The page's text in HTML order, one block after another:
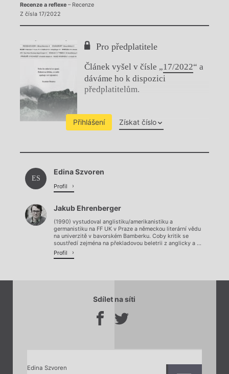
Recenze a reflexe– Recenze
Z čísla 17/2022
Pro předplatitele
Článek vyšel v čísle „17/2022“ a
dáváme ho k dispozici
předplatitelům.
Přihlášení Získat číslo
Chviličku.
Načítá se.
ES
Edina Szvoren
Profil
Jakub Ehrenberger
(1990) vystudoval anglistiku/amerikanistiku a
germanistiku na FF UK v Praze a německou literární vědu
na univerzitě v bavorském Bamberku. Coby kritik se
soustředí zejména na překladovou beletrii z anglicky a ...
Profil
Sdílet na síti
Edina Szvoren